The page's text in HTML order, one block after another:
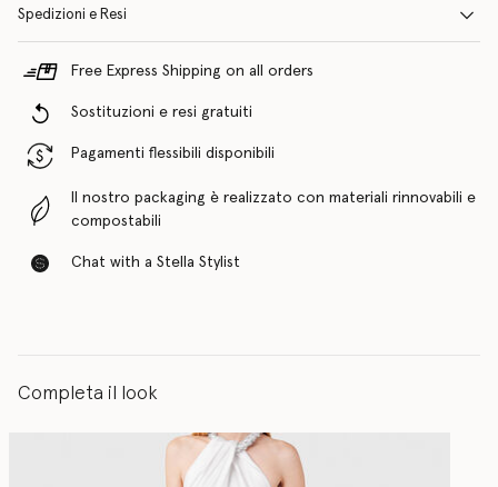
Spedizioni e Resi
Free Express Shipping on all orders
Sostituzioni e resi gratuiti
Pagamenti flessibili disponibili
Il nostro packaging è realizzato con materiali rinnovabili e
compostabili
Chat with a Stella Stylist
Completa il look